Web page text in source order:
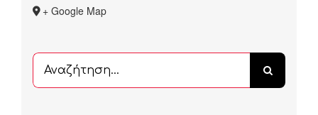
+ Google Map
Αναζήτηση
...